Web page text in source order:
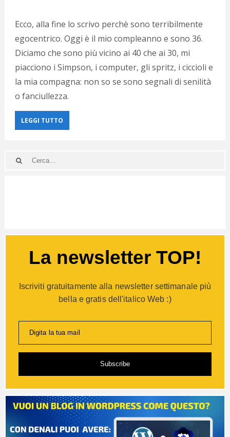
Ecco, alla fine lo scrivo perchè sono terribilmente
egocentrico. Oggi è il mio compleanno e sono 36.
Diciamo che sono più vicino ai 40 che ai 30, mi
piacciono i Simpson, i computer, gli spritz, i ciccioli e
la mia compagna: non so se sono segnali di senilità
o fanciullezza.
LEGGI TUTTO
La newsletter TOP!
Iscriviti gratuitamente alla newsletter settimanale più
bella e gratis dell'italico Web :)
Digita la tua mail
Subscribe